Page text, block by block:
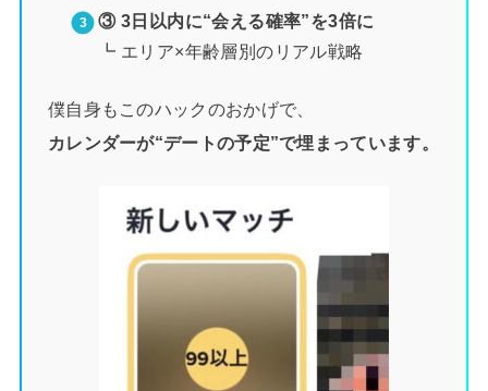
③ 3日以内に“会える確率”を3倍に
┗ エリア×年齢層別のリアル戦略
僕自身もこのハックのおかげで、
カレンダーが“デートの予定”で埋まっています。